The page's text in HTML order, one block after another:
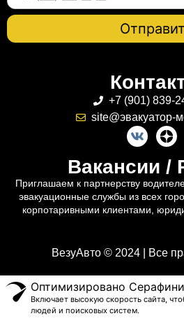
+7 (901) 839-
site@эвакуатор-
Вакансии /
Приглашаем к партнерству
эвакуационные службы из всех
корпотаривными клиентами,
ВезуАвто © 2024 | Все
Оптимизировано
Включает высокую скорость сайта,
людей и поисковых систем.